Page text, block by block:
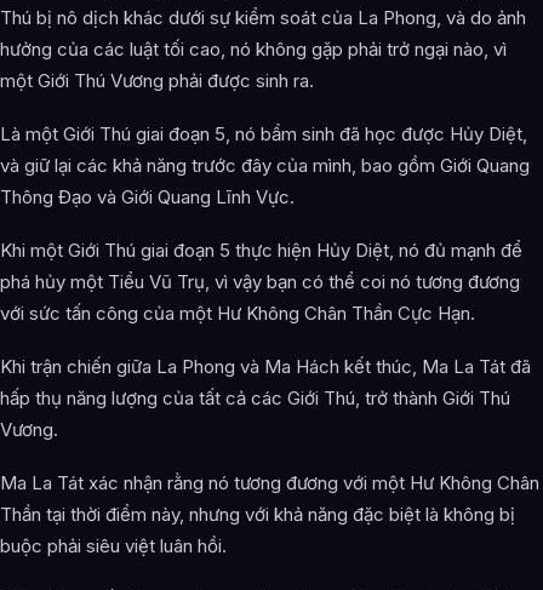
Thú bị nô dịch khác dưới sự kiểm soát của La Phong, và do ảnh
hưởng của các luật tối cao, nó không gặp phải trở ngại nào, vì
một Giới Thú Vương phải được sinh ra.
Là một Giới Thú giai đoạn 5, nó bẩm sinh đã học được Hủy Diệt,
và giữ lại các khả năng trước đây của mình, bao gồm Giới Quang
Thông Đạo và Giới Quang Lĩnh Vực.
Khi một Giới Thú giai đoạn 5 thực hiện Hủy Diệt, nó đủ mạnh để
phá hủy một Tiểu Vũ Trụ, vì vậy bạn có thể coi nó tương đương
với sức tấn công của một Hư Không Chân Thần Cực Hạn.
Khi trận chiến giữa La Phong và Ma Hách kết thúc, Ma La Tát đã
hấp thụ năng lượng của tất cả các Giới Thú, trở thành Giới Thú
Vương.
Ma La Tát xác nhận rằng nó tương đương với một Hư Không Chân
Thần tại thời điểm này, nhưng với khả năng đặc biệt là không bị
buộc phải siêu việt luân hồi.